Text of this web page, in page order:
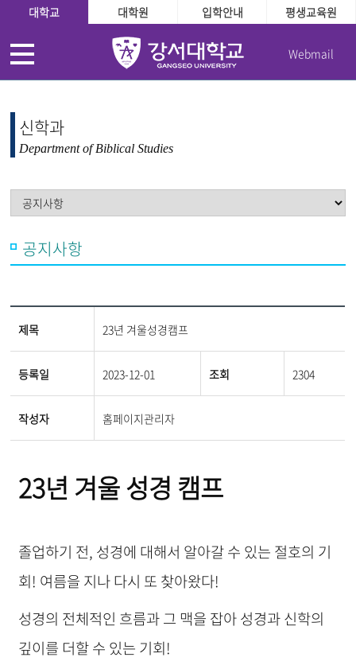
대학교 대학원 입학안내 평생교육원
Webmail
신학과
Department of Biblical Studies
공지사항
제목 23년 겨울성경캠프
등록일 2023-12-01 조회 2304
작성자 홈페이지관리자
23년 겨울 성경 캠프
졸업하기 전, 성경에 대해서 알아갈 수 있는 절호의 기
회! 여름을 지나 다시 또 찾아왔다!
성경의 전체적인 흐름과 그 맥을 잡아 성경과 신학의
깊이를 더할 수 있는 기회!